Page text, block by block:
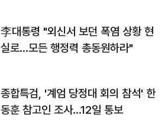
李대통령 "외신서 보던 폭염 상황 현
실로…모든 행정력 총동원하라"
종합특검, '계엄 당정대 회의 참석' 한
동훈 참고인 조사...12일 통보